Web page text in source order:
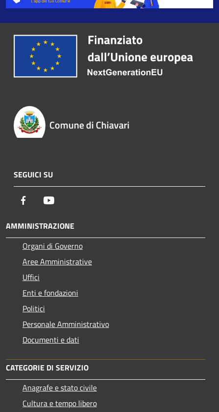
Comune di Chiavari
SEGUICI SU
Facebook
AMMINISTRAZIONE
Organi di Governo
Aree Amministrative
Uffici
Enti e fondazioni
Politici
Personale Amministrativo
Documenti e dati
CATEGORIE DI SERVIZIO
Anagrafe e stato civile
Cultura e tempo libero